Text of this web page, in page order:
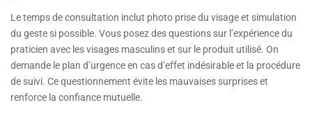
Le temps de consultation inclut photo prise du visage et simulation
du geste si possible. Vous posez des questions sur l’expérience du
praticien avec les visages masculins et sur le produit utilisé. On
demande le plan d’urgence en cas d’effet indésirable et la procédure
de suivi. Ce questionnement évite les mauvaises surprises et
renforce la confiance mutuelle.